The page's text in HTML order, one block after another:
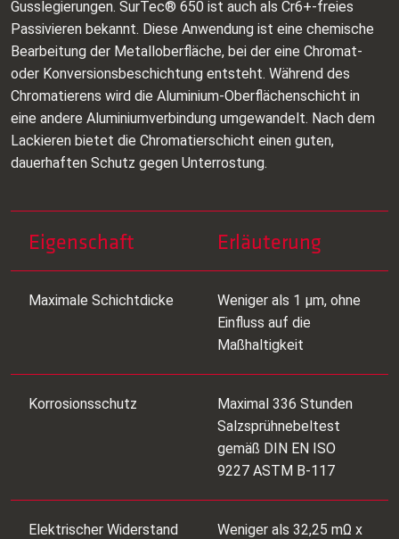
Gusslegierungen. SurTec® 650 ist auch als Cr6+-freies
Passivieren bekannt. Diese Anwendung ist eine chemische
Bearbeitung der Metalloberfläche, bei der eine Chromat-
oder Konversionsbeschichtung entsteht. Während des
Chromatierens wird die Aluminium-Oberflächenschicht in
eine andere Aluminiumverbindung umgewandelt. Nach dem
Lackieren bietet die Chromatierschicht einen guten,
dauerhaften Schutz gegen Unterrostung.
Eigenschaft Erläuterung
Maximale Schichtdicke
Weniger als 1 µm, ohne
Einfluss auf die
Maßhaltigkeit
Korrosionsschutz
Maximal 336 Stunden
Salzsprühnebeltest
gemäß DIN EN ISO
9227 ASTM B-117
Elektrischer Widerstand
Weniger als 32,25 mΩ x